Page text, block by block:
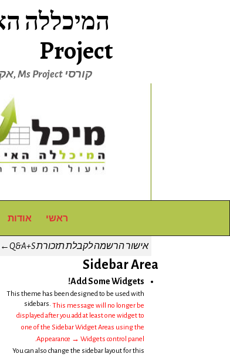
Project
קורסי Ms Project ,אקסל אקסל VBA אקסס
ראשי אודות
אישור הרשמה לקבלת תזכורת Q&A+S ←
Sidebar Area
Add Some Widgets!
This theme has been designed to be used with
sidebars. This message will no longer be
displayed after you add at least one widget to
one of the Sidebar Widget Areas using the
Appearance → Widgets control panel.
You can also change the sidebar layout for this